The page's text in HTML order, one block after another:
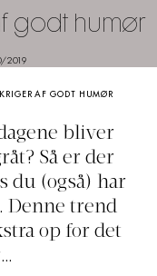
godt humør
2019
AF GODT HUMØR
bliver
Så er der
du (også) har
Denne trend
op for det